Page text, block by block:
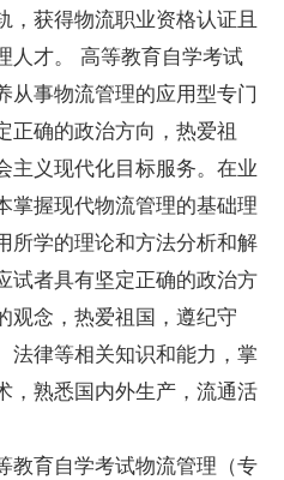
获得物流职业资格认证且
人才。 高等教育自学考试
从事物流管理的应用型专门
正确的政治方向，热爱祖
主义现代化目标服务。在业
掌握现代物流管理的基础理
所学的理论和方法分析和解
试者具有坚定正确的政治方
观念，热爱祖国，遵纪守
法律等相关知识和能力，掌
，熟悉国内外生产，流通活
教育自学考试物流管理（专